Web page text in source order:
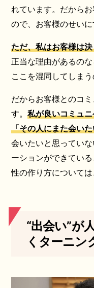
れています。だから
ので、お客様のせいに
ただ、私はお客様は
正当な理由があるの
ここを混同してしまう
だからお客様とのコ
す。 私が良いコミュ
「その人にまた会い
会いたいと思ってい
ーションができてい
性の作り方については
“出会い”が
くターニン